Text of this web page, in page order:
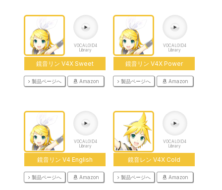
VOCALOID4
Library
鏡音リン V4X Sweet
製品ページへ Amazon
VOCALOID4
Library
鏡音リン V4X Power
製品ページへ Amazon
VOCALOID4
Library
鏡音リン V4 English
製品ページへ Amazon
VOCALOID4
Library
鏡音レン V4X Cold
製品ページへ Amazon